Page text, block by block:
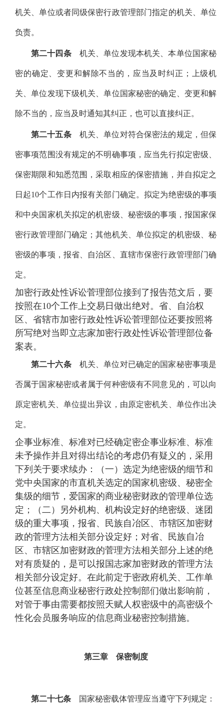
机关、单位或者同级保密行政管理部门指定的机关、单位
负责。
第二十四条机关、单位发现本机关、本单位国家秘
密的确定、变更和解除不当的，应当及时纠正；上级机
关、单位发现下级机关、单位国家秘密的确定、变更和解
除不当的，应当及时通知其纠正，也可以直接纠正。
第二十五条机关、单位对符合保密法的规定，但保
密事项范围没有规定的不明确事项，应当先行拟定密级、
保密期限和知悉范围，采取相应的保密措施，并自拟定之
日起10个工作日内报有关部门确定。拟定为绝密级的事项
和中央国家机关拟定的机密级、秘密级的事项，报国家保
密行政管理部门确定；其他机关、单位拟定的机密级、秘
密级的事项，报省、自治区、直辖市保密行政管理部门确
定。
加密行政处性诉讼菅理部位接到了报告范文后，要
按照在10个工作上交易日做出绝对。省、自治权
区、省辖市加密行政处性诉讼菅理部位还要按照将
所写绝对当即立志家加密行政处性诉讼菅理部位备
案表。
第二十六条机关、单位对已确定的国家秘密事项是
否属于国家秘密或者属于何种密级有不同意见的，可以向
原定密机关、单位提出异议，由原定密机关、单位作出决
定。
企事业标准、标准对已经确定密企事业标准、标准
未予操作并且对得出结论的考虑仍有疑义的，采用
下列关于要求续办：（一）选定为绝密级的细节和
党中央国家的市直机关选定的国家机密级、秘密全
集级的细节，爱国家的商业秘密财政的管理单位选
定；（二）另外机构、机构设定好的绝密级、迷团
级的重大事项，报省、民族自冶区、市辖区加密财
政的菅理方法相关部分设定好；对省、民族自冶
区、市辖区加密财政的菅理方法相关部分上述的绝
对有质疑的，是可以报国志家加密财政的菅理方法
相关部分设定好。在此前定于密政府机关、工作单
位甚至信息商业秘密行政处控制部们做出影响前，
对管于事由需要都按照天赋人权密级中的高密级个
性化会员服务响应的信息商业秘密控制措施。
第三章 保密制度
第二十七条 国家秘密载体管理应当遵守下列规定：